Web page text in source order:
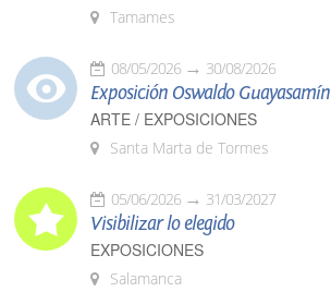
Tamames
08/05/2026 30/08/2026
Exposición Oswaldo Guayasamín
ARTE / EXPOSICIONES
Santa Marta de Tormes
05/06/2026 31/03/2027
Visibilizar lo elegido
EXPOSICIONES
Salamanca